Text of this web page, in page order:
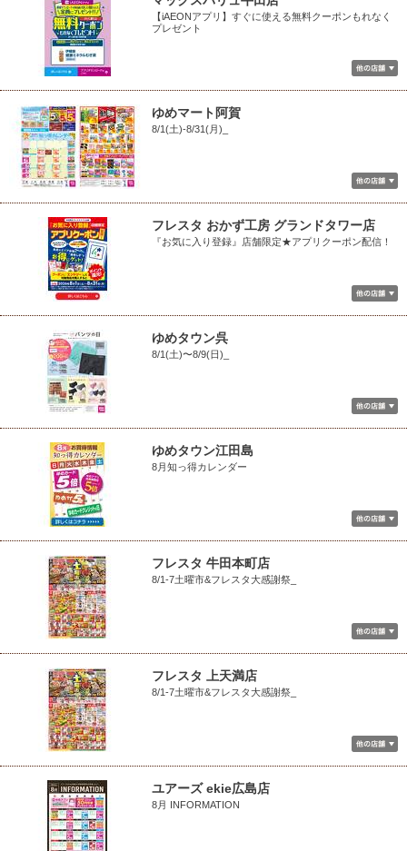
【iAEONアプリ】すぐに使える無料クーポンもれなく
プレゼント
ゆめマート阿賀
8/1(土)-8/31(月)_
フレスタ おかず工房 グランドタワー店
『お気に入り登録』店舗限定★アプリクーポン配信！
ゆめタウン呉
8/1(土)〜8/9(日)_
ゆめタウン江田島
8月知っ得カレンダー
フレスタ 牛田本町店
8/1-7土曜市&フレスタ大感謝祭_
フレスタ 上天満店
8/1-7土曜市&フレスタ大感謝祭_
ユアーズ ekie広島店
8月 INFORMATION